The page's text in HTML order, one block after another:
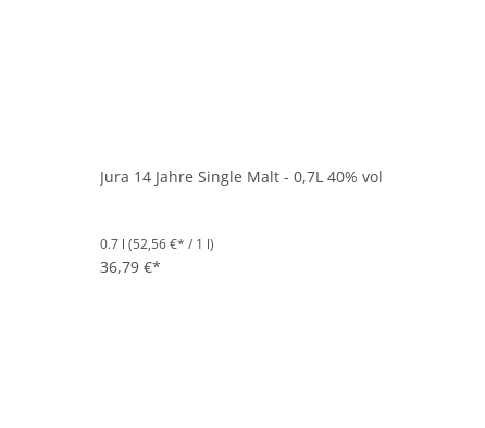
Jura 14 Jahre Single Malt - 0,7L 40% vol
0.7 l (52,56 €* / 1 l)
36,79 €*